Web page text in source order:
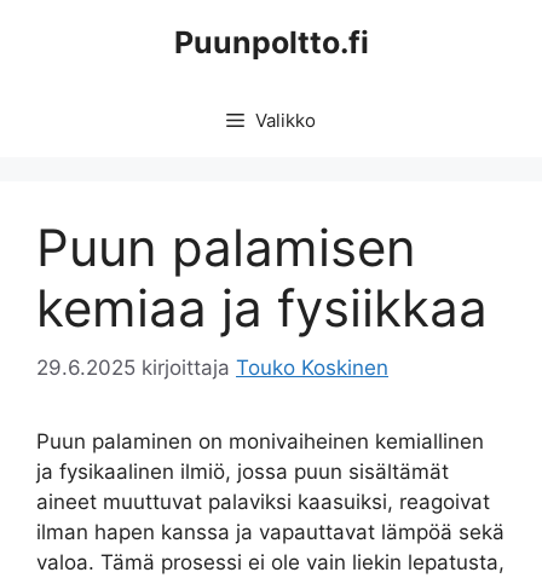
Puunpoltto.fi
Valikko
Puun palamisen
kemiaa ja fysiikkaa
29.6.2025 kirjoittaja Touko Koskinen
Puun palaminen on monivaiheinen kemiallinen
ja fysikaalinen ilmiö, jossa puun sisältämät
aineet muuttuvat palaviksi kaasuiksi, reagoivat
ilman hapen kanssa ja vapauttavat lämpöä sekä
valoa. Tämä prosessi ei ole vain liekin lepatusta,